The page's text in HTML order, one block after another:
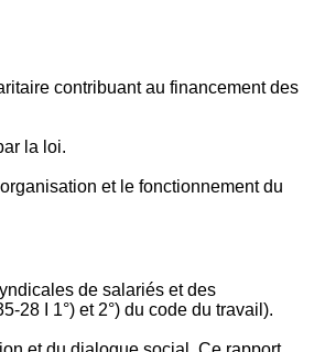
contribuant au financement des
la loi.
et le fonctionnement du
de salariés et des
I 1°) et 2°) du code du travail).